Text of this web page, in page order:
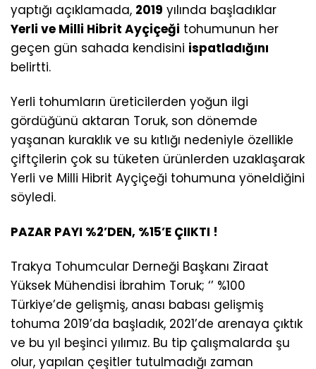
yaptığı açıklamada, 2019 yılında başladıklar
Yerli ve Milli Hibrit Ayçiçeği tohumunun her
geçen gün sahada kendisini ispatladığını
belirtti.
Yerli tohumların üreticilerden yoğun ilgi
gördüğünü aktaran Toruk, son dönemde
yaşanan kuraklık ve su kıtlığı nedeniyle özellikle
çiftçilerin çok su tüketen ürünlerden uzaklaşarak
Yerli ve Milli Hibrit Ayçiçeği tohumuna yöneldiğini
söyledi.
PAZAR PAYI %2’DEN, %15’E ÇIIKTI !
Trakya Tohumcular Derneği Başkanı Ziraat
Yüksek Mühendisi İbrahim Toruk; ‘’ %100
Türkiye’de gelişmiş, anası babası gelişmiş
tohuma 2019’da başladık, 2021’de arenaya çıktık
ve bu yıl beşinci yılımız. Bu tip çalışmalarda şu
olur, yapılan çeşitler tutulmadığı zaman